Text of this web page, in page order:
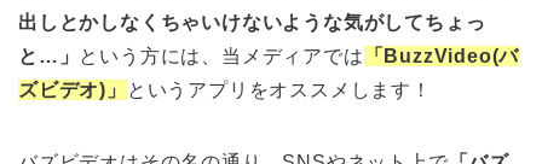
出しとかしなくちゃいけないような気がしてちょっ
と…」 という方には、当メディアでは 「BuzzVideo(バ
ズビデオ)」
というアプリをオススメします！